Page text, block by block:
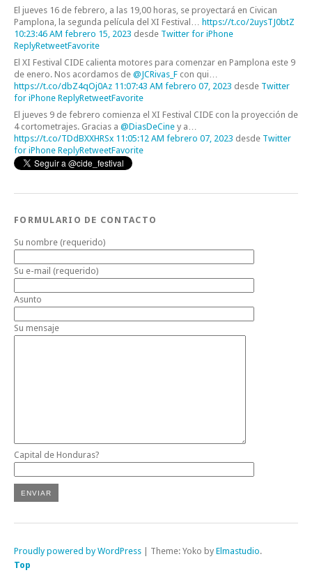
El jueves 16 de febrero, a las 19,00 horas, se proyectará en Civican
Pamplona, la segunda película del XI Festival… https://t.co/2uysTJ0btZ
10:23:46 AM febrero 15, 2023 desde Twitter for iPhone
ReplyRetweetFavorite
El XI Festival CIDE calienta motores para comenzar en Pamplona este 9
de enero. Nos acordamos de @JCRivas_F con qui…
https://t.co/dbZ4qOj0Az 11:07:43 AM febrero 07, 2023 desde Twitter
for iPhone ReplyRetweetFavorite
El jueves 9 de febrero comienza el XI Festival CIDE con la proyección de
4 cortometrajes. Gracias a @DiasDeCine y a…
https://t.co/TDdBXXHRSx 11:05:12 AM febrero 07, 2023 desde Twitter
for iPhone ReplyRetweetFavorite
FORMULARIO DE CONTACTO
Su nombre (requerido)
Su e-mail (requerido)
Asunto
Su mensaje
Capital de Honduras?
Proudly powered by WordPress Theme: Yoko by Elmastudio.
Top